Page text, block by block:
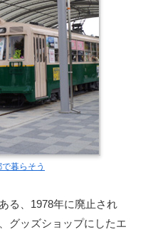
暮らそう
る、1978年に廃止され
グッズショップにしたエ